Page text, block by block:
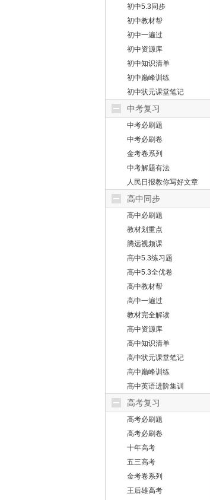
初中5.3同步
初中教材帮
初中一遍过
初中资源库
初中知识清单
初中巅峰训练
初中状元课堂笔记
中考复习
中考必刷题
中考必刷卷
金考卷系列
中考解题有法
人民日报教你写好文章
高中同步
高中必刷题
教材划重点
腾远视频课
高中5.3练习题
高中5.3全优卷
高中教材帮
高中一遍过
教材完全解读
高中资源库
高中知识清单
高中状元课堂笔记
高中巅峰训练
高中英语进阶集训
高考复习
高考必刷题
高考必刷卷
十年高考
五三高考
金考卷系列
王后雄高考